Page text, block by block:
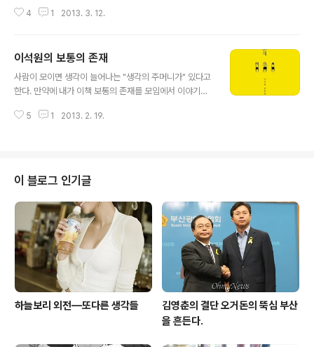
vpot.daum.net/v/v4a0fm0s7scODdmcGg7F00q K씨 (40대 자영업) :
는지요? K씨 (40대 자영업) : 내가 6-7년 지하철을 잘 안타다가 학원을 다닌다
고 지하철을 매일 탔는데 처음에는 좀 낯설었음, 이전에는 노약자석에 앉아있다
가 어른신들 오면 피해 주면 되었는데 K씨..
4 1 2013. 3. 12.
이석원의 보통의 존재
사람이 모이면 생각이 늘어나는 "생각의 주머니가" 있다고
한다. 만약에 내가 이책 보통의 존재를 모임에서 이야기하
답답함을 사람들과의 대화를 통해서 생각을 확장하게 되었
삶의 진지함이 느껴지지 않는다. "그냥 삶을 소비한 사람의
느낌" 이사람이 가수라서 자신의 노래가 배경에 있어서 그
런지는 모르겠다. 그리고 자신의 집안 이야기를 계급장처
럼 내밀고 있다. 단지 손이야기는 참 공감이 갔다. 하지만
사랑을 이야기 할때는 특히 사랑의 유통기한이 3개월 이다
라고 하는 이야기는 참 공감하기 ..
5 1 2013. 2. 19.
이 블로그 인기글
하늘보리 외전—또다른 생각들
김영춘의 결단 오거돈의 뚝심 부산
을 흔든다.